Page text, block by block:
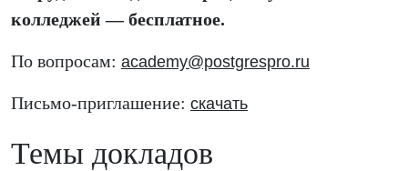
колледжей — бесплатное.
По вопросам: academy@postgrespro.ru
Письмо-приглашение: скачать
Темы докладов